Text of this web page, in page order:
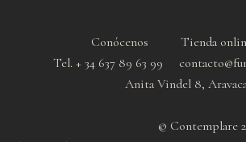
Conócenos Tienda
Tel. + 34 637 89 63 99
Anita Vindel 8,
© Contemplare